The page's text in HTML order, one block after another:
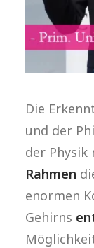
Die
und der
der
Rahmen
enormen
Gehirns